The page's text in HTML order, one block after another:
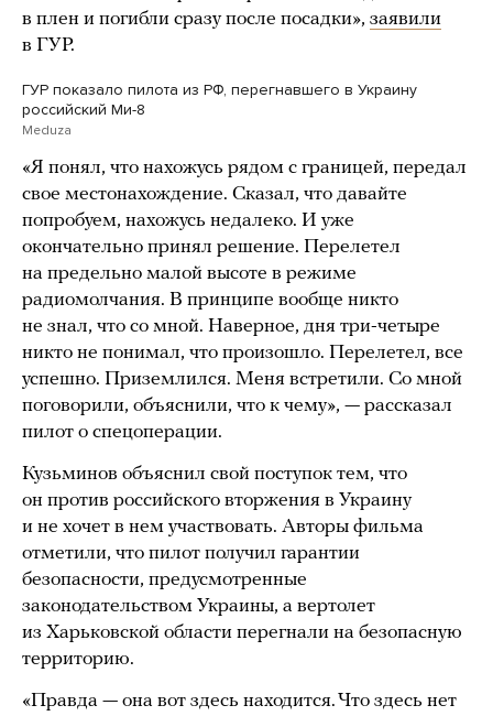
в плен и погибли сразу после посадки», заявили
в ГУР.
ГУР показало пилота из РФ, перегнавшего в Украину
российский Ми-8
Meduza
«Я понял, что нахожусь рядом с границей, передал
свое местонахождение. Сказал, что давайте
попробуем, нахожусь недалеко. И уже
окончательно принял решение. Перелетел
на предельно малой высоте в режиме
радиомолчания. В принципе вообще никто
не знал, что со мной. Наверное, дня три-четыре
никто не понимал, что произошло. Перелетел, все
успешно. Приземлился. Меня встретили. Со мной
поговорили, объяснили, что к чему», — рассказал
пилот о спецоперации.
Кузьминов объяснил свой поступок тем, что
он против российского вторжения в Украину
и не хочет в нем участвовать. Авторы фильма
отметили, что пилот получил гарантии
безопасности, предусмотренные
законодательством Украины, а вертолет
из Харьковской области перегнали на безопасную
территорию.
«Правда — она вот здесь находится. Что здесь нет